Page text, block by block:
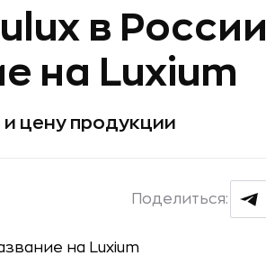
в России
на Luxium
и цену продукции
Поделиться: